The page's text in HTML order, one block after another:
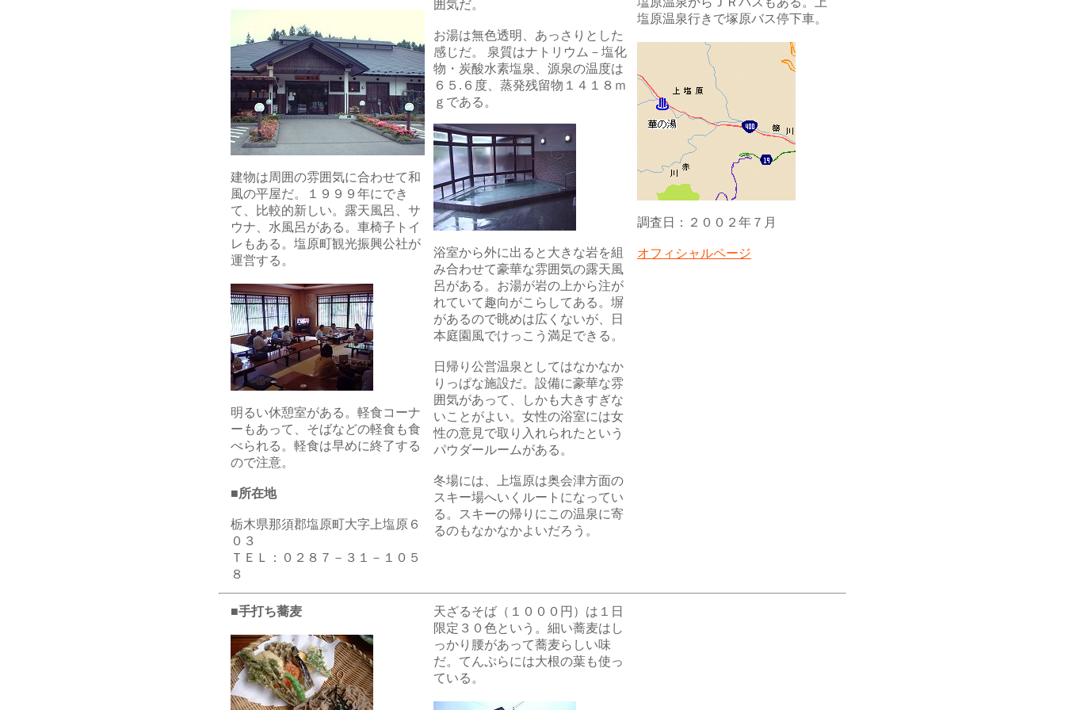
建物は周囲の雰囲気に合わせて和
風の平屋だ。１９９９年にでき
て、比較的新しい。露天風呂、サ
ウナ、水風呂がある。車椅子トイ
レもある。塩原町観光振興公社が
運営する。
明るい休憩室がある。軽食コーナ
ーもあって、そばなどの軽食も食
べられる。軽食は早めに終了する
ので注意。
■所在地
栃木県那須郡塩原町大字上塩原６
０３
ＴＥＬ：０２８７－３１－１０５
８
囲気だ。
お湯は無色透明、あっさりとした
感じだ。 泉質はナトリウム－塩化
物・炭酸水素塩泉、源泉の温度は
６５.６度、蒸発残留物１４１８ｍ
ｇである。
浴室から外に出ると大きな岩を組
み合わせて豪華な雰囲気の露天風
呂がある。お湯が岩の上から注が
れていて趣向がこらしてある。塀
があるので眺めは広くないが、日
本庭園風でけっこう満足できる。
日帰り公営温泉としてはなかなか
りっぱな施設だ。設備に豪華な雰
囲気があって、しかも大きすぎな
いことがよい。女性の浴室には女
性の意見で取り入れられたという
パウダールームがある。
冬場には、上塩原は奥会津方面の
スキー場へいくルートになってい
る。スキーの帰りにこの温泉に寄
るのもなかなかよいだろう。
塩原温泉行きで塚原バス停下車。
調査日：２００２ 年７月
オフィシャルページ
■手打ち蕎麦
天ざるそば（１０００円）は１日
限定３０色という。細い蕎麦はし
っかり腰があって蕎麦らしい味
だ。てんぷらには大根の葉も使っ
ている。